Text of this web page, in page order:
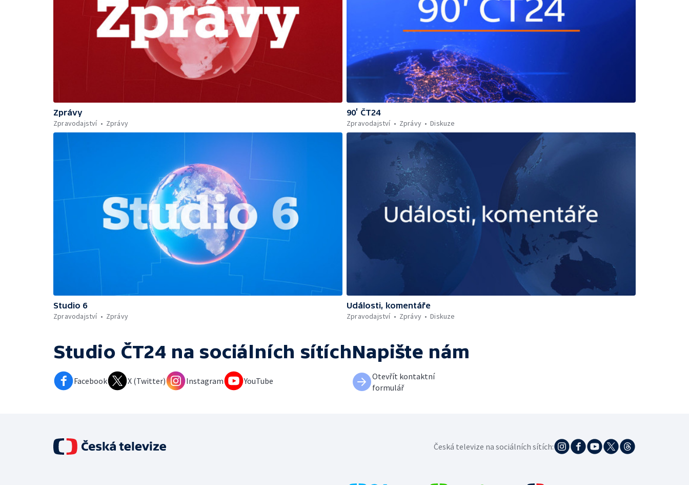
Zprávy
Zpravodajství
Zprávy
90’ ČT24
Zpravodajství
Zprávy Diskuze
Studio 6
Zpravodajství
Zprávy
Události, komentáře
Zpravodajství
Zprávy Diskuze
Studio ČT24 na sociálních sítích
Facebook X (Twitter) Instagram YouTube
Napište nám
Otevřít kontaktní
formulář
Česká televize na sociálních sítích: